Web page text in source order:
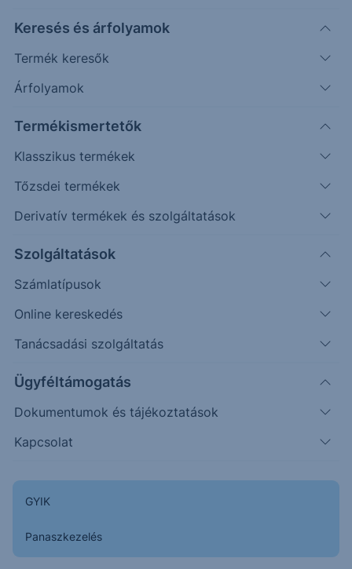
Keresés és árfolyamok
Termék keresők
Árfolyamok
Termékismertetők
Klasszikus termékek
Tőzsdei termékek
Derivatív termékek és szolgáltatások
Szolgáltatások
Számlatípusok
Online kereskedés
Tanácsadási szolgáltatás
Ügyféltámogatás
Dokumentumok és tájékoztatások
Kapcsolat
GYIK
Panaszkezelés
Témák szerint
Keresés
1087 találat cikkeink között
2023. augusztus 11.